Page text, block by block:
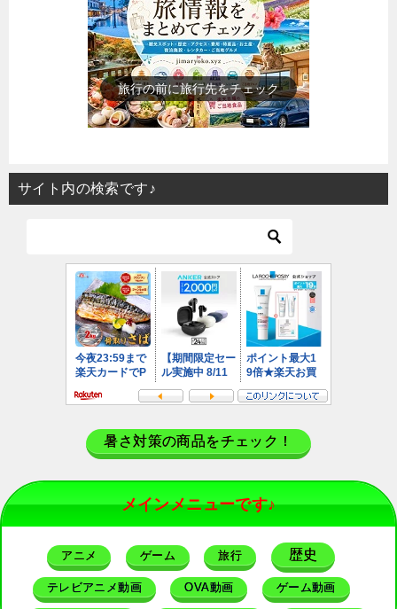
歴史上の人物を動画で勉強
サイト内の検索です♪
暑さ対策の商品をチェック！
メインメニューです♪
アニメ ゲーム 旅行 歴史
テレビアニメ動画 OVA動画 ゲーム動画